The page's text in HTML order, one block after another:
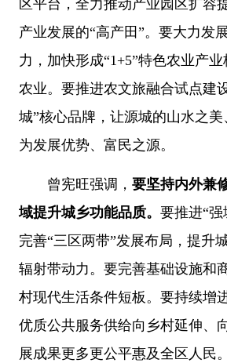
区平台，全力推动产业园区扩容
产业发展的“高产田”。要大力发
力，加快形成“1+5”特色农业产
农业。要推进农文旅融合试点建
城”核心品牌，让源城的山水之
为发展优势、富民之源。
曾宪旺强调， 要坚持内外兼
域提升城乡功能品质。 要推进“
完善“三区两带”发展布局，提升
辐射带动力。要完善基础设施和
村现代生活条件短板。要持续增
优质公共服务供给向乡村延伸、
展成果更多更公平惠及全区人民